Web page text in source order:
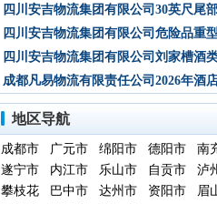
次）
年乐山物流中心卷烟装卸分拣服务中
候选人公示
四川安吉物流集团有限公司30英尺尾
自卸式集装箱采购项目成交候选人公示
四川安吉物流集团有限公司危险品重型
罐式半挂车项目成交候选人公示
四川安吉物流集团有限公司刘家槽酒
绿色智慧物流园职业病危害预评价服
（二次）成交候选人公示
成都凡易物流有限责任公司2026年酒
空调采购及安装项目（第三次）评审
果公示
地区导航
成都市 广元市 绵阳市 德阳市 南
遂宁市
内江市 乐山市 自贡市 泸
攀枝花
巴中市 达州市 资阳市 眉